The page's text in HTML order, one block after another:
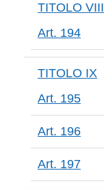
TITOLO VIII
Art. 194
TITOLO IX
Art. 195
Art. 196
Art. 197